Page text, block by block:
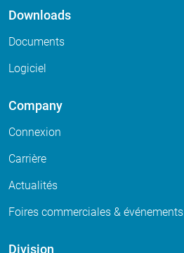
Downloads
Documents
Logiciel
Company
Connexion
Carrière
Actualités
Foires commerciales & événements
Division